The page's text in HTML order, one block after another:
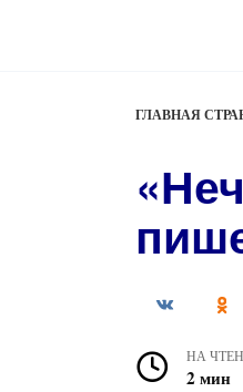
ГЛАВНАЯ
НА
2 мин